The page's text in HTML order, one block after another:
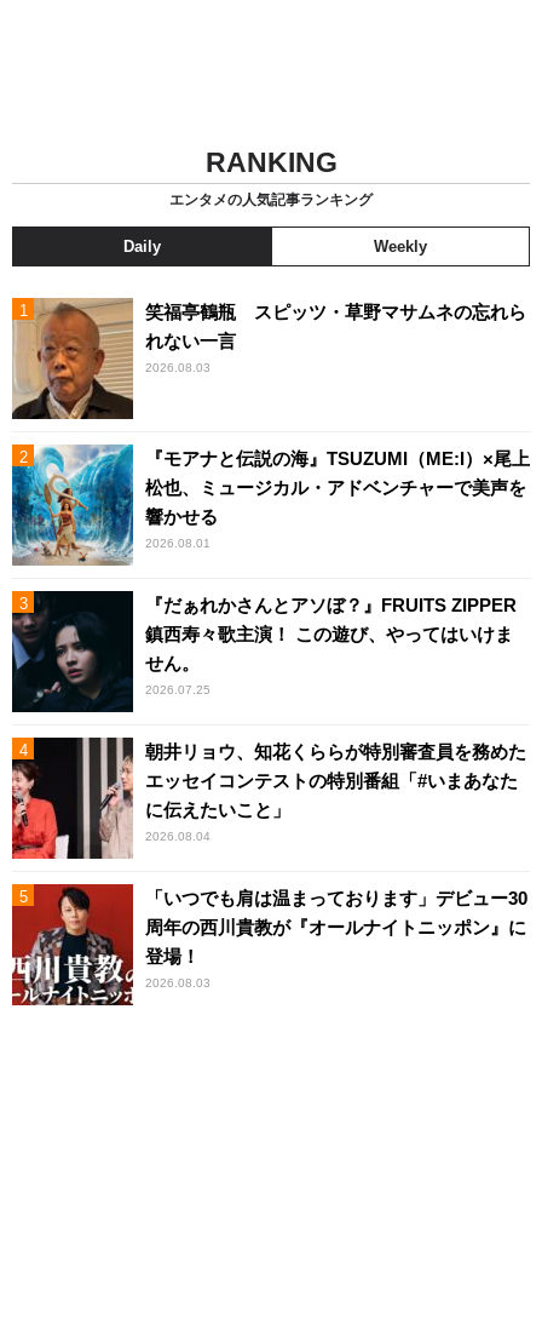
RANKING
エンタメの人気記事ランキング
Daily Weekly
笑福亭鶴瓶 スピッツ・草野マサムネの忘れら
れない一言
2026.08.03
『モアナと伝説の海』TSUZUMI（ME:I）×尾上
松也、ミュージカル・アドベンチャーで美声を
響かせる
2026.08.01
『だぁれかさんとアソぼ？』FRUITS ZIPPER
鎮西寿々歌主演！ この遊び、やってはいけま
せん。
2026.07.25
朝井リョウ、知花くららが特別審査員を務めた
エッセイコンテストの特別番組「#いまあなた
に伝えたいこと」
2026.08.04
「いつでも肩は温まっております」デビュー30
周年の西川貴教が『オールナイトニッポン』に
登場！
2026.08.03